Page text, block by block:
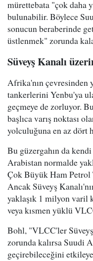
mürettebata "çok daha
bulunabilir. Böylece
sonucun beraberinde
üstlenmek" zorunda
Süveyş Kanalı
Afrika'nın çevresinden
tankerlerini Yenbu'ya
geçmeye de zorluyor.
başlıca varış noktası
yolculuğuna en az dört
Bu güzergahın da
Arabistan normalde
Çok Büyük Ham
Ancak Süveyş
yaklaşık 1 milyon varil
veya kısmen yüklü
Bohl, "VLCC'ler
zorunda kalırsa Suudi
geçirebileceğini